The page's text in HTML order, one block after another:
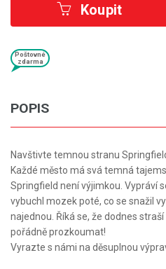
Koupit
Poštovné
zdarma
POPIS
Navštivte temnou stranu
Každé město má svá temná
Springfield není výjimkou. Vypráví
vybuchl mozek poté, co se snažil
najednou. Říká se, že dodnes
pořádně prozkoumat!
Vyrazte s námi na děsuplnou